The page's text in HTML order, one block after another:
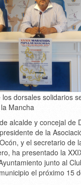
dorsales solidarios
Mancha
alcalde y concejal de
de la
y el secretario de
ha presentado la
junto al
el próximo 15